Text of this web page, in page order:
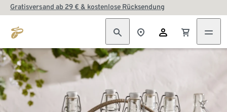
Gratisversand ab 29 € & kostenlose Rücksendung